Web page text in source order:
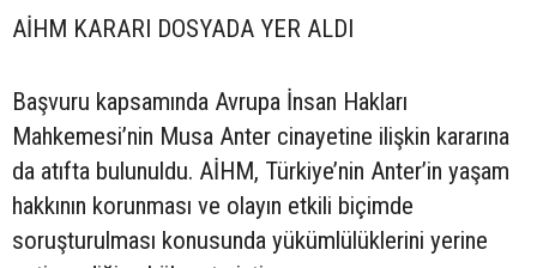
AİHM KARARI DOSYADA YER ALDI
Başvuru kapsamında Avrupa İnsan Hakları
Mahkemesi’nin Musa Anter cinayetine ilişkin kararına
da atıfta bulunuldu. AİHM, Türkiye’nin Anter’in yaşam
hakkının korunması ve olayın etkili biçimde
soruşturulması konusunda yükümlülüklerini yerine